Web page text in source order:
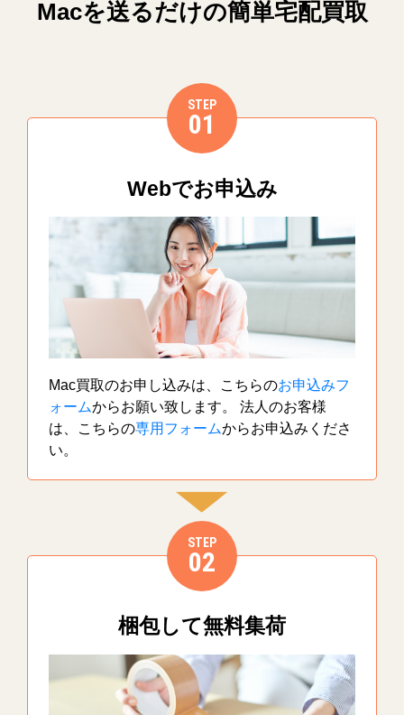
Macを送るだけの簡単宅配買取
STEP
01
Webでお申込み
Mac買取のお申し込みは、こちらのお申込みフ
ォームからお願い致します。 法人のお客様
は、こちらの専用フォームからお申込みくださ
い。
STEP
02
梱包して無料集荷